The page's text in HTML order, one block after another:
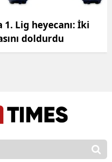
Lig heyecanı: İki
doldurdu